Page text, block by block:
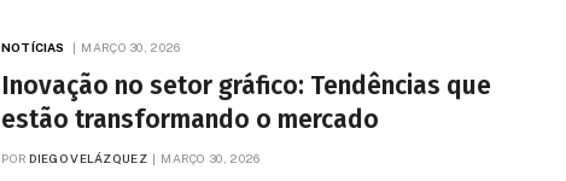
NOTÍCIAS MARÇO 30, 2026
Inovação no setor gráfico: Tendências que
estão transformando o mercado
POR DIEGO VELÁZQUEZ MARÇO 30, 2026